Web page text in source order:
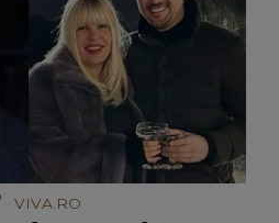
VIVA.RO